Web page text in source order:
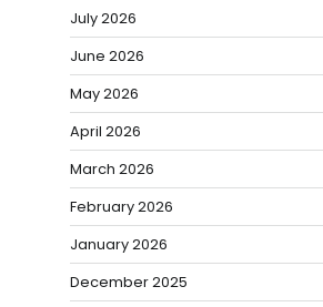
July 2026
June 2026
May 2026
April 2026
March 2026
February 2026
January 2026
December 2025